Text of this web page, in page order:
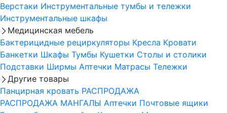
Верстаки Инструментальные тумбы и тележки
Инструментальные шкафы
Медицинская мебель
Бактерицидные рециркуляторы Кресла Кровати
Банкетки Шкафы Тумбы Кушетки Столы и столики
Подставки Ширмы Аптечки Матрасы Тележки
Другие товары
Панцирная кровать РАСПРОДАЖА
РАСПРОДАЖА МАНГАЛЫ Аптечки Почтовые ящики